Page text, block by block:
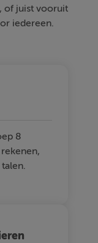
of juist vooruit
iedereen.
8